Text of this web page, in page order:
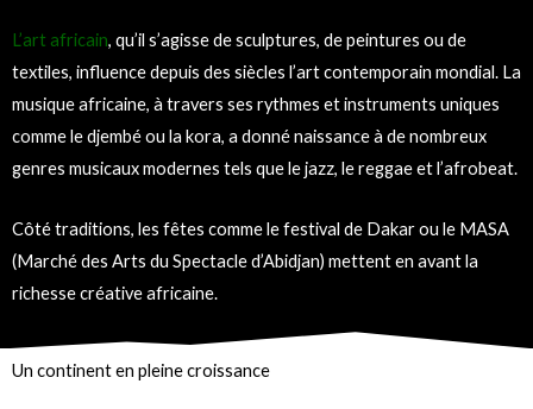
L’art africain, qu’il s’agisse de sculptures, de peintures ou de
textiles, influence depuis des siècles l’art contemporain mondial. La
musique africaine, à travers ses rythmes et instruments uniques
comme le djembé ou la kora, a donné naissance à de nombreux
genres musicaux modernes tels que le jazz, le reggae et l’afrobeat.
Côté traditions, les fêtes comme le festival de Dakar ou le MASA
(Marché des Arts du Spectacle d’Abidjan) mettent en avant la
richesse créative africaine.
Un continent en pleine croissance